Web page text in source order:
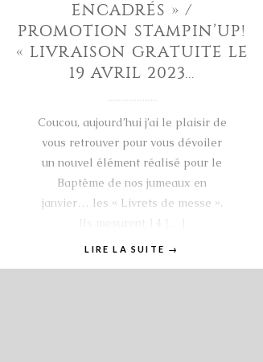
ENCADRÉS » /
PROMOTION STAMPIN’UP!
« LIVRAISON GRATUITE LE
19 AVRIL 2023…
Coucou, aujourd’hui j’ai le plaisir de
vous retrouver pour vous dévoiler
un nouvel élément réalisé pour le
Baptême de nos jumeaux en
janvier… les « Livrets de messe ».
LIRE LA SUITE →